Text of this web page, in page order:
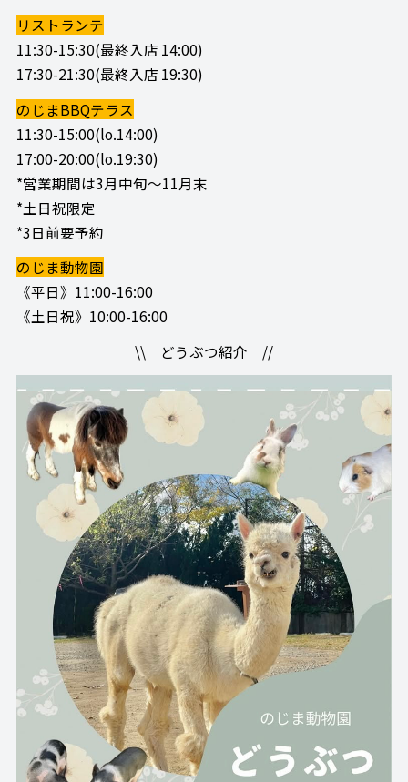
リストランテ
11:30-15:30(最終入店 14:00)
17:30-21:30(最終入店 19:30)
のじまBBQテラス
11:30-15:00(lo.14:00)
17:00-20:00(lo.19:30)
*営業期間は3月中旬～11月末
*土日祝限定
*3日前要予約
のじま動物園
《平日》11:00-16:00
《土日祝》10:00-16:00
\\ どうぶつ紹介 //